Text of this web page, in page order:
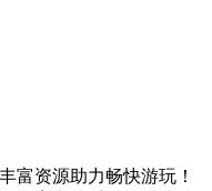
富资源助力畅快游玩！